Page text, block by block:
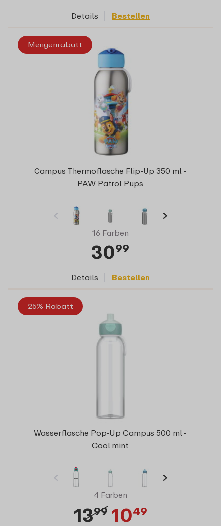
Details Bestellen
Mengenrabatt
Campus Thermoflasche Flip-Up 350 ml -
PAW Patrol Pups
16 Farben
3099
Details Bestellen
25% Rabatt
Wasserflasche Pop-Up Campus 500 ml -
Cool mint
4 Farben
1399 1049